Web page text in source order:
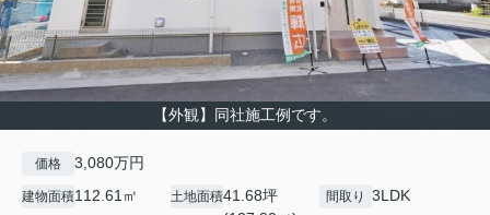
【外観】同社施工例です。
価格 3,080万円
建物面積112.61㎡ 土地面積41.68坪
間取り 3LDK